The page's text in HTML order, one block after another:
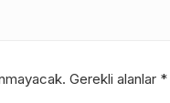
Gerekli alanlar *